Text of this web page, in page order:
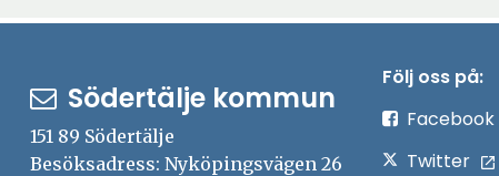
Södertälje kommun
151 89 Södertälje
Besöksadress: Nyköpingsvägen 26
Följ oss på:
Facebook
Twitter